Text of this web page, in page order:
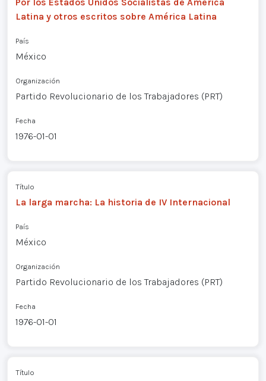
Por los Estados Unidos Socialistas de América
Latina y otros escritos sobre América Latina
País
México
Organización
Partido Revolucionario de los Trabajadores (PRT)
Fecha
1976-01-01
Título
La larga marcha: La historia de IV Internacional
País
México
Organización
Partido Revolucionario de los Trabajadores (PRT)
Fecha
1976-01-01
Título